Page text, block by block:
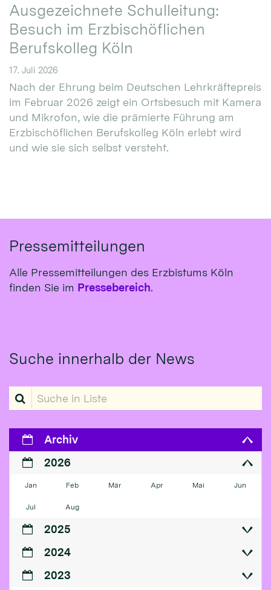
Ausgezeichnete Schulleitung:
Besuch im Erzbischöflichen
Berufskolleg Köln
17. Juli 2026
Nach der Ehrung beim Deutschen Lehrkräftepreis
im Februar 2026 zeigt ein Ortsbesuch mit Kamera
und Mikrofon, wie die prämierte Führung am
Erzbischöflichen Berufskolleg Köln erlebt wird
und wie sie sich selbst versteht.
Pressemitteilungen
Alle Pressemitteilungen des Erzbistums Köln
finden Sie im Pressebereich.
Suche innerhalb der News
Suche in Liste
Archiv
2026
Jan Feb Mär Apr Mai Jun
Jul Aug
2025
2024
2023